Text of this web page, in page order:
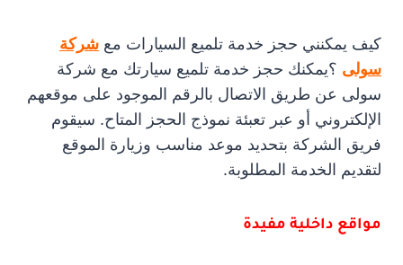
كيف يمكنني حجز خدمة تلميع السيارات مع شركة
سولى ؟يمكنك حجز خدمة تلميع سيارتك مع شركة
سولى عن طريق الاتصال بالرقم الموجود على موقعهم
الإلكتروني أو عبر تعبئة نموذج الحجز المتاح. سيقوم
فريق الشركة بتحديد موعد مناسب وزيارة الموقع
لتقديم الخدمة المطلوبة.
مواقع داخلية مفيدة